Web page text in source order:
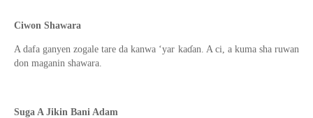
Ciwon Shawara
A dafa ganyen zogale tare da kanwa ‘yar kaɗan. A ci, a kuma sha ruwan
don maganin shawara.
Suga A Jikin Bani Adam